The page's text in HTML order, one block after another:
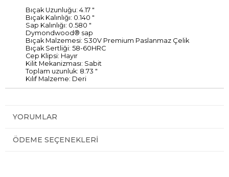
Bıçak Uzunluğu: 4.17 "
Bıçak Kalınlığı: 0.140 "
Sap Kalınlığı: 0.580 "
Dymondwood® sap
Bıçak Malzemesi: S30V Premium Paslanmaz Çelik
Bıçak Sertliği: 58-60HRC
Cep Klipsi: Hayır
Kilit Mekanizması: Sabit
Toplam uzunluk: 8.73 "
Kılıf Malzeme: Deri
YORUMLAR
ÖDEME SEÇENEKLERI